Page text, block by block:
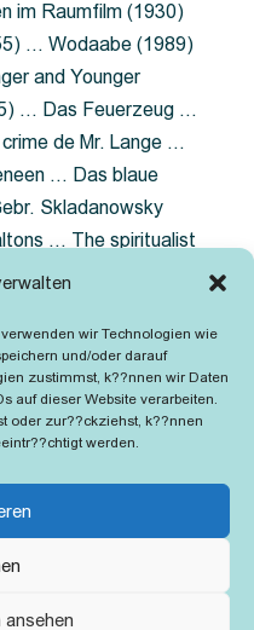
wir Technologien wie
und/oder darauf
zustimmst, k??nnen wir Daten
auf dieser Website verarbeiten.
oder zur??ckziehst, k??nnen
werden.
ansehen
im Raumfilm (1930)
… Wodaabe (1989)
and Younger
… Das Feuerzeug …
de Mr. Lange …
… Das blaue
Skladanowsky
… The spiritualist
… The Song of the
ist die Heide …
nicht …